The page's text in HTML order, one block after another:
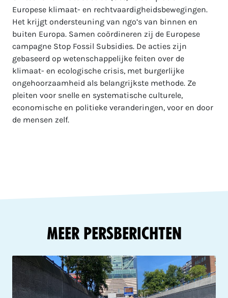
Europese klimaat- en rechtvaardigheidsbewegingen.
Het krijgt ondersteuning van ngo’s van binnen en
buiten Europa. Samen coördineren zij de Europese
campagne Stop Fossil Subsidies. De acties zijn
gebaseerd op wetenschappelijke feiten over de
klimaat- en ecologische crisis, met burgerlijke
ongehoorzaamheid als belangrijkste methode. Ze
pleiten voor snelle en systematische culturele,
economische en politieke veranderingen, voor en door
de mensen zelf.
Meer Persberichten